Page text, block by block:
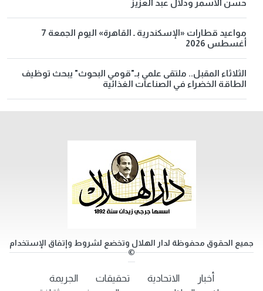
حسن الأسمر ودلال عبد العزيز
مواعيد قطارات «الإسكندرية ـ القاهرة» اليوم الجمعة 7
أغسطس 2026
الثلاثاء المقبل.. ملتقى علمي بـ"قومي البحوث" يبحث توظيف
الطاقة الخضراء في الصناعات الغذائية
جميع الحقوق محفوظة لدار الهلال وتخضع لشروط وإتفاق الإستخدام
©
أخبار الاتحادية تحقيقات
الجريمة